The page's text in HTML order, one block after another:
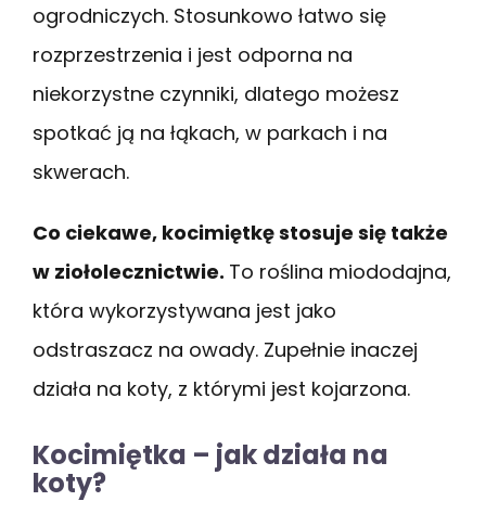
ogrodniczych. Stosunkowo łatwo się
rozprzestrzenia i jest odporna na
niekorzystne czynniki, dlatego możesz
spotkać ją na łąkach, w parkach i na
skwerach.
Co ciekawe, kocimiętkę stosuje się także
w ziołolecznictwie. To roślina miododajna,
która wykorzystywana jest jako
odstraszacz na owady. Zupełnie inaczej
działa na koty, z którymi jest kojarzona.
Kocimiętka – jak działa na
koty?